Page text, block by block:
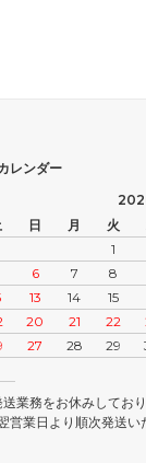
レンダー
日
月 火
1
6
7 8
13
14 15
20
21 22
27
28 29
業務をお休みしており
業日より順次発送い